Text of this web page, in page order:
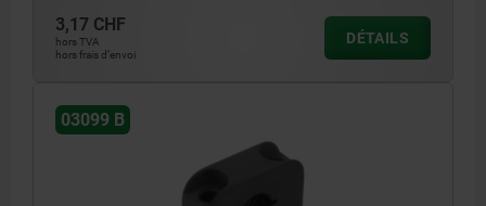
3,17 CHF
hors TVA
hors frais d’envoi
DÉTAILS
03099 B